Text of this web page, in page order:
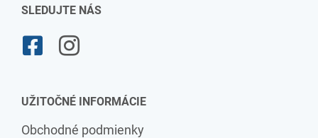
SLEDUJTE NÁS
UŽITOČNÉ INFORMÁCIE
Obchodné podmienky